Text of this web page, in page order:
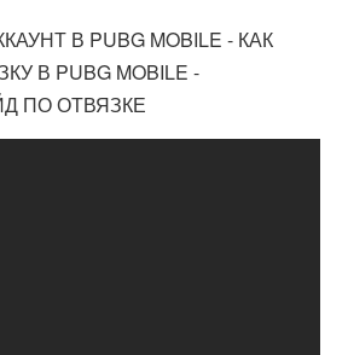
В PUBG MOBILE - КАК
В PUBG MOBILE -
ПО ОТВЯЗКЕ